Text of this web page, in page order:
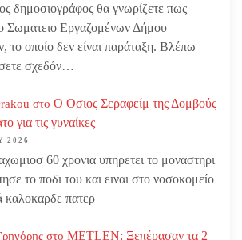
δημοσιογράφος θα γνωρίζετε πως
Σωματειο Εργαζομένων Δήμου
το οποίο δεν είναι παράταξη. Βλέπω
σχεδόν…
στο Ο Οσιος Σεραφείμ της Δομβούς
για τις γυναίκες
2026
60 χρονια υπηρετει το μοναστηρι
το ποδι του και ειναι στο νοσοκομείο
καλοκαρδε πατερ
στο METLEN: Ξεπέρασαν τα 2